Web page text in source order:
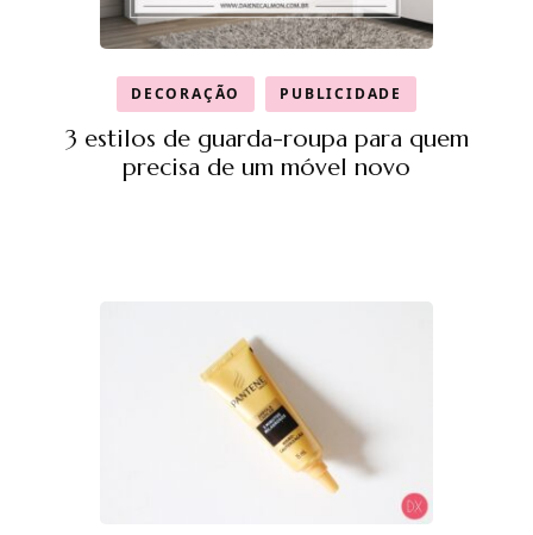
DECORAÇÃO PUBLICIDADE
3 estilos de guarda-roupa para quem
precisa de um móvel novo